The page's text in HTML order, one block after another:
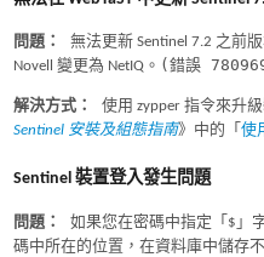
問題：
無法更新 Sentinel 7.2 之前
Novell 變更為 NetIQ。 (錯誤
解決方式： 使用 zypper 指令來升
Sentinel 安裝及組態指南》中的「使
Sentinel 裝置登入發生問題
問題：
如果您在密碼中指定「$」
碼中所在的位置，在資料庫中儲存